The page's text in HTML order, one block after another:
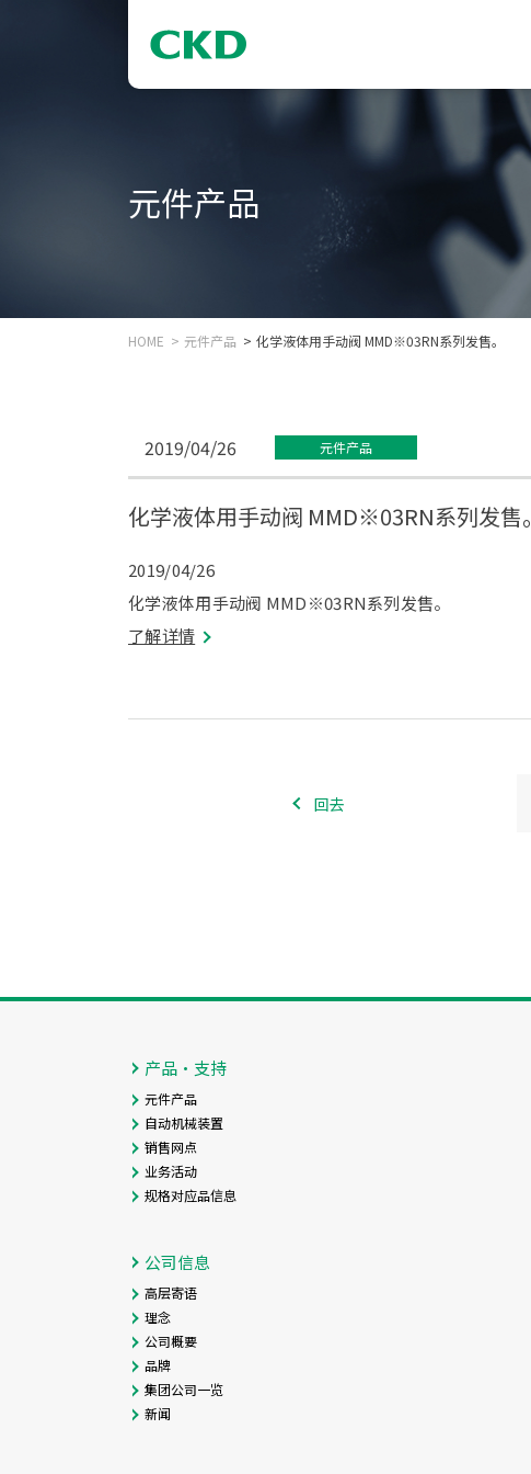
元件产品
HOME 元件产品 化学液体用手动阀 MMD※03RN系列发售。
2019/04/26 元件产品
化学液体用手动阀 MMD※03RN系列发售。
2019/04/26
化学液体用手动阀 MMD※03RN系列发售。
了解详情
回去
产品・支持
元件产品
自动机械装置
销售网点
业务活动
规格对应品信息
公司信息
高层寄语
理念
公司概要
品牌
集团公司一览
新闻